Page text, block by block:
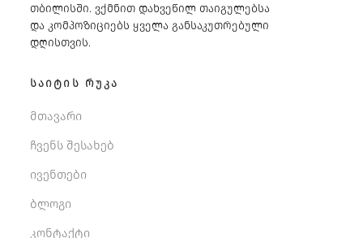
თბილისში. ვქმნით დახვეწილ თაიგულებსა
და კომპოზიციებს ყველა განსაკუთრებული
დღისთვის.
ᲡᲐᲘᲢᲘᲡ ᲠᲣᲙᲐ
მთავარი
ჩვენს შესახებ
ივენთები
ბლოგი
კონტაქტი